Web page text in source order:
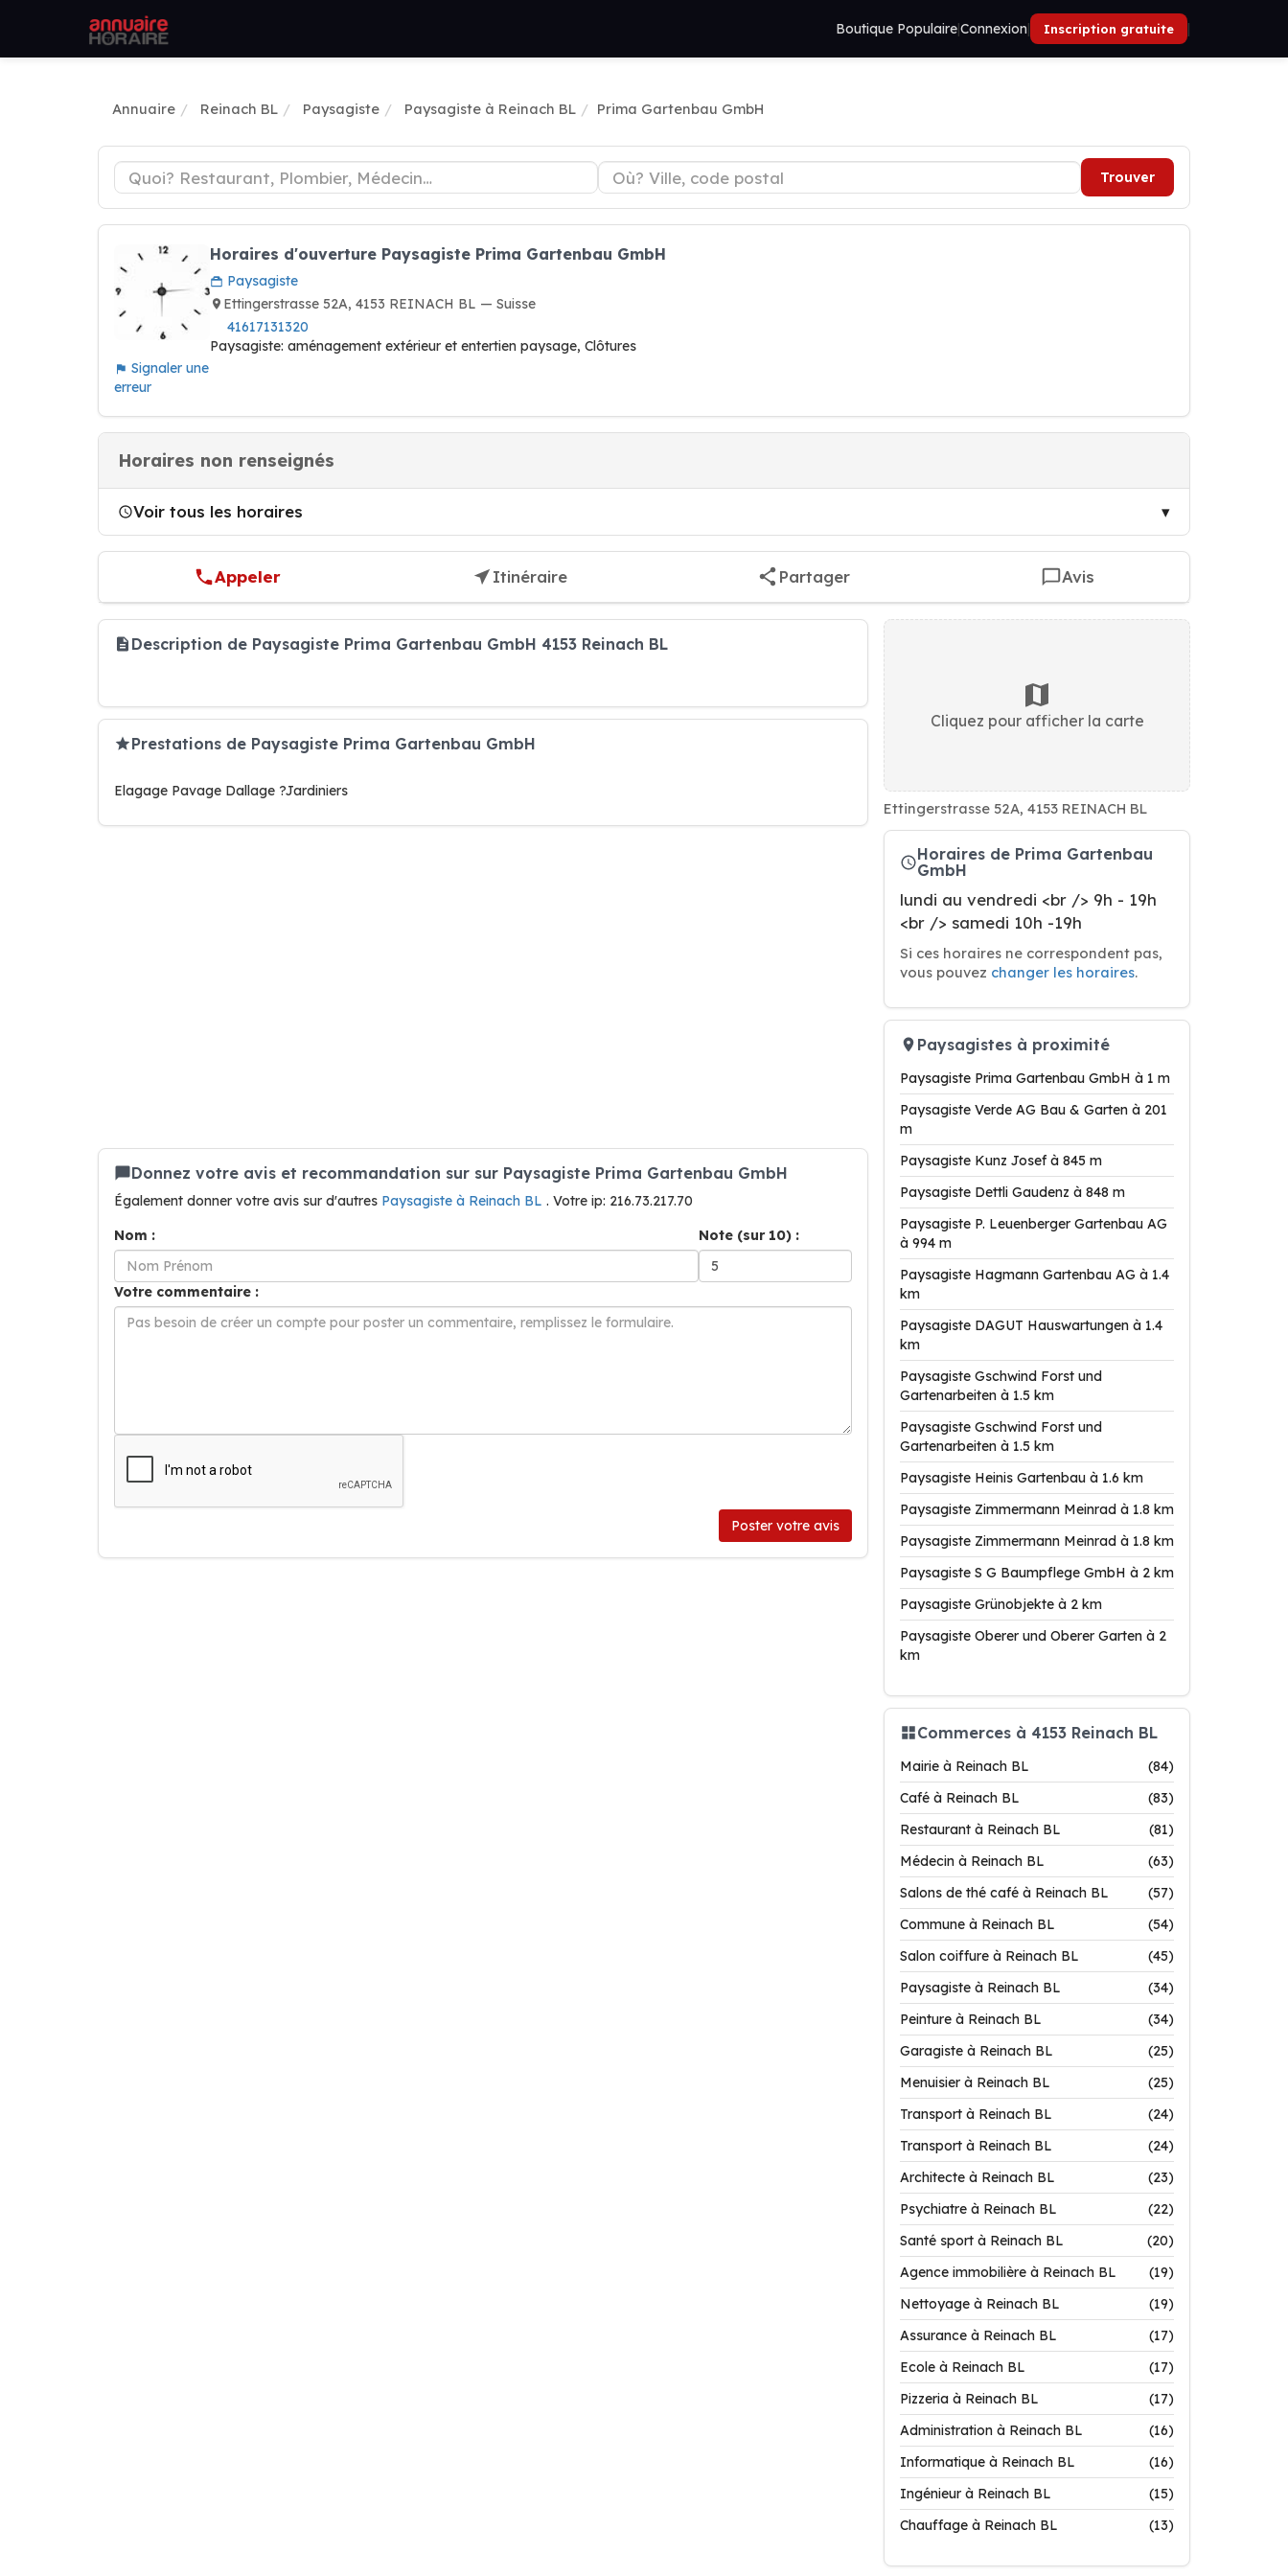
Boutique Populaire|Connexion| Inscription gratuite |
Annuaire Reinach BL Paysagiste Paysagiste à Reinach BL Prima Gartenbau GmbH
Trouver
Signaler une
erreur
Horaires d'ouverture Paysagiste Prima Gartenbau GmbH
Paysagiste
Ettingerstrasse 52A, 4153 REINACH BL — Suisse
41617131320
Paysagiste: aménagement extérieur et entertien paysage, Clôtures
Horaires non renseignés
Voir tous les horaires
Appeler Itinéraire Partager Avis
Description de Paysagiste Prima Gartenbau GmbH 4153 Reinach BL
Prestations de Paysagiste Prima Gartenbau GmbH
Elagage Pavage Dallage ?Jardiniers
Donnez votre avis et recommandation sur sur Paysagiste Prima Gartenbau GmbH
Également donner votre avis sur d'autres Paysagiste à Reinach BL . Votre ip: 216.73.217.70
Nom :
Note (sur 10) :
Votre commentaire :
Poster votre avis
Cliquez pour afficher la carte
Ettingerstrasse 52A, 4153 REINACH BL
Horaires de Prima Gartenbau
GmbH
lundi au vendredi <br /> 9h - 19h
<br /> samedi 10h -19h
Si ces horaires ne correspondent pas,
vous pouvez changer les horaires.
Paysagistes à proximité
Paysagiste Prima Gartenbau GmbH à 1 m
Paysagiste Verde AG Bau & Garten à 201
m
Paysagiste Kunz Josef à 845 m
Paysagiste Dettli Gaudenz à 848 m
Paysagiste P. Leuenberger Gartenbau AG
à 994 m
Paysagiste Hagmann Gartenbau AG à 1.4
km
Paysagiste DAGUT Hauswartungen à 1.4
km
Paysagiste Gschwind Forst und
Gartenarbeiten à 1.5 km
Paysagiste Gschwind Forst und
Gartenarbeiten à 1.5 km
Paysagiste Heinis Gartenbau à 1.6 km
Paysagiste Zimmermann Meinrad à 1.8 km
Paysagiste Zimmermann Meinrad à 1.8 km
Paysagiste S G Baumpflege GmbH à 2 km
Paysagiste Grünobjekte à 2 km
Paysagiste Oberer und Oberer Garten à 2
km
Commerces à 4153 Reinach BL
Mairie à Reinach BL
(84)
Café à Reinach BL
(83)
Restaurant à Reinach BL
(81)
Médecin à Reinach BL
(63)
Salons de thé café à Reinach BL
(57)
Commune à Reinach BL
(54)
Salon coiffure à Reinach BL
(45)
Paysagiste à Reinach BL
(34)
Peinture à Reinach BL
(34)
Garagiste à Reinach BL
(25)
Menuisier à Reinach BL
(25)
Transport à Reinach BL
(24)
Transport à Reinach BL
(24)
Architecte à Reinach BL
(23)
Psychiatre à Reinach BL
(22)
Santé sport à Reinach BL
(20)
Agence immobilière à Reinach BL
(19)
Nettoyage à Reinach BL
(19)
Assurance à Reinach BL
(17)
Ecole à Reinach BL
(17)
Pizzeria à Reinach BL
(17)
Administration à Reinach BL
(16)
Informatique à Reinach BL
(16)
Ingénieur à Reinach BL
(15)
Chauffage à Reinach BL
(13)